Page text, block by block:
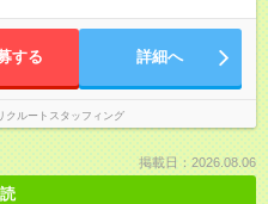
する 詳細へ
クルートスタッフィング
掲載日：2026.08.06